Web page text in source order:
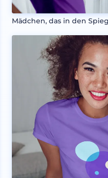
Mädchen, das in den